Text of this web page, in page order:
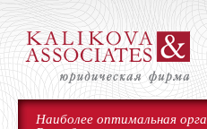
Наиболее оптимальная